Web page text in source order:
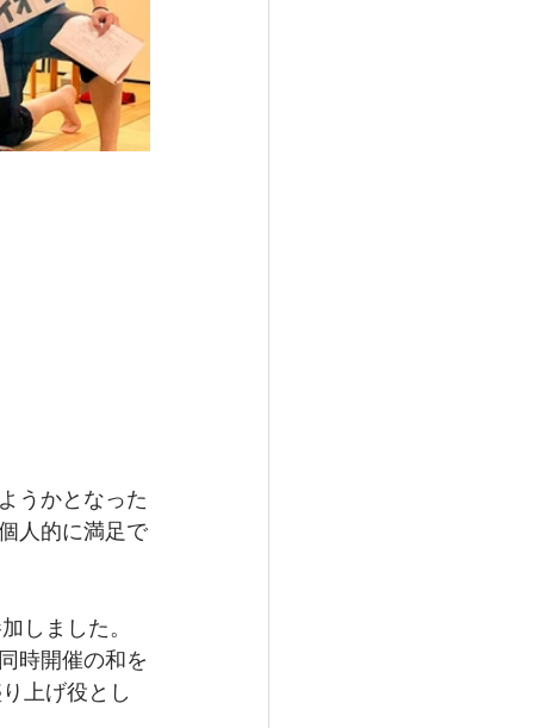
うかとなった
人的に満足で
しました。
時開催の和を
上げ役とし